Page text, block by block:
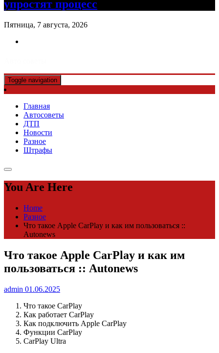
упростят процесс
Пятница, 7 августа, 2026
Toggle navigation
Главная
Автосоветы
ДТП
Новости
Разное
Штрафы
You Are Here
Home
Разное
Что такое Apple CarPlay и как им пользоваться ::
Autonews
Что такое Apple CarPlay и как им
пользоваться :: Autonews
admin 01.06.2025
Что такое CarPlay
Как работает CarPlay
Как подключить Apple CarPlay
Функции CarPlay
CarPlay Ultra